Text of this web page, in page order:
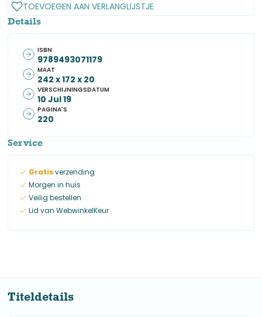
TOEVOEGEN AAN VERLANGLIJSTJE
Details
ISBN
9789493071179
MAAT
242 x 172 x 20
VERSCHIJNINGSDATUM
10 Jul 19
PAGINA'S
220
Service
Gratisverzending
Morgen in huis
Veilig bestellen
Lid van WebwinkelKeur
Titeldetails